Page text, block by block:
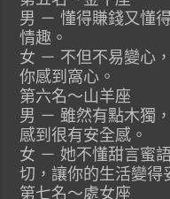
男 － 懂得賺錢又懂
情趣。
女 － 不但不易變心
你感到窩心。
第六名～山羊座
男 － 雖然有點木獨
感到很有安全感。
女 － 她不懂甜言蜜
切，讓你的生活變得
第七名～處女座